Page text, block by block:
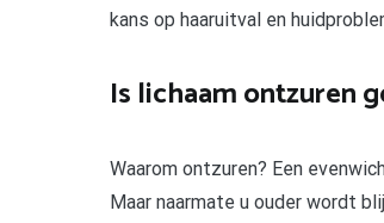
kans op haaruitval en
Is lichaam ontzuren
Waarom ontzuren? Een
Maar naarmate u ouder wordt